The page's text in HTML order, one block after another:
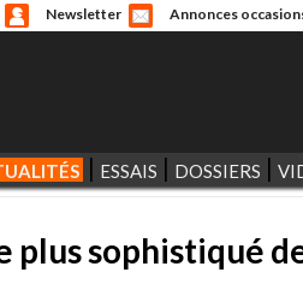
Newsletter Annonces
ESSAIS DOSSIERS
plus sophistiqué